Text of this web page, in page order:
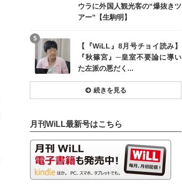
ウラに外国人観光客の“爆抜きツ
アー”【生駒明】
【『WiLL』8月号チョイ読み】
『秋篠宮』─皇室不要論に導い
た左派の悪だく...
5
続きを見る
月刊WiLL最新号はこちら